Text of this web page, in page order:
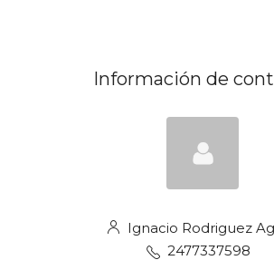
Información de
Ignacio Rodriguez
2477337598